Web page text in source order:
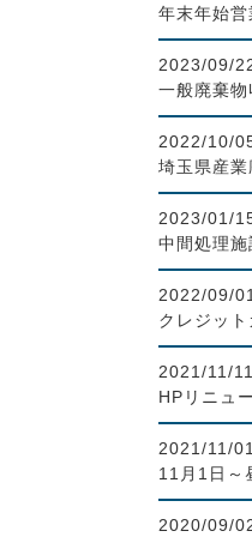
年末年始
2023/09/
一般廃棄
2022/10/
埼玉県産
2023/01/
中間処理施
2022/09/01
クレジッ
2021/11/11
HPリニュ
2021/11/01
11月1日～
2020/09/